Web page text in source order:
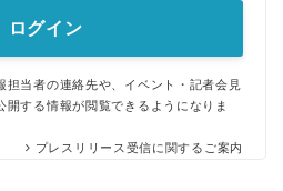
ログイン
担当者の連絡先や、イベント・記者会見
開する情報が閲覧できるようになりま
プレスリリース受信に関するご案内